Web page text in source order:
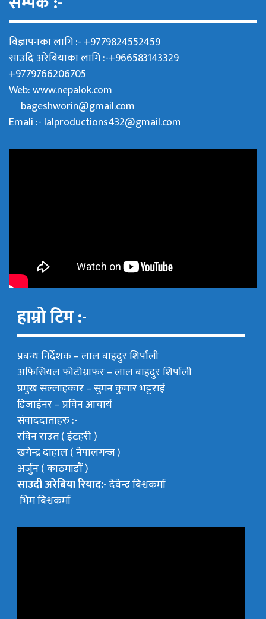
विज्ञापनका लागि :- +9779824552459
साउदि अरेबियाका लागि :-+966583143329
+9779766206705
Web:www.nepalok.com
bageshworin@gmail.com
Emali :- lalproductions432@gmail.com
हाम्रो टिम :-
प्रबन्ध निर्देशक –लाल बाहदुर शिर्पाली
अफिसियल फोटोग्राफर –लाल बाहदुर शिर्पाली
प्रमुख सल्लाहकार –सुमन कुमार भट्टराई
डिजाईनर – प्रविन आचार्य
संवाददाताहरु :-
रविन राउत ( ईटहरी )
खगेन्द्र दाहाल ( नेपालगन्ज )
अर्जुन ( काठमाडौं )
साउदी अरेबिया रियाद:-देवेन्द्र बिश्वकर्मा
भिम बिश्वकर्मा